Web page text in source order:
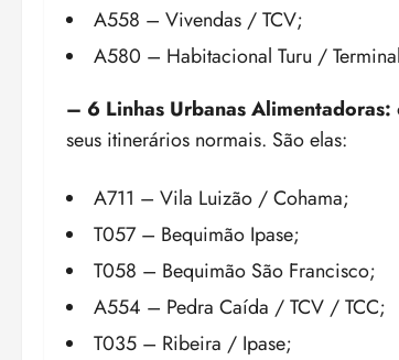
A558 – Vivendas / TCV;
A580 – Habitacional Turu /
– 6 Linhas Urbanas Alimentadoras:
seus itinerários normais. São elas:
A711 – Vila Luizão / Cohama;
T057 – Bequimão Ipase;
T058 – Bequimão São Francisco;
A554 – Pedra Caída / TCV / TCC;
T035 – Ribeira / Ipase;